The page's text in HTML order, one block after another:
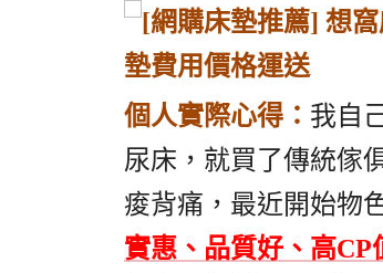
個人實際心得： 我自
尿床，就買了傳統傢
痠背痛，最近開始物
實惠、品質好、高CP